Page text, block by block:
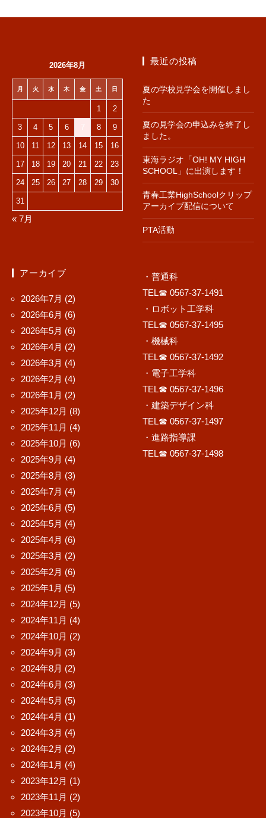
2026年8月
月 火 水 木 金 土 日
1 2
3 4 5 6 8 9
10 11 12 13 14 15 16
17 18 19 20 21 22 23
24 25 26 27 28 29 30
31
« 7月
最近の投稿
夏の学校見学会を開催しまし
た
夏の見学会の申込みを終了し
ました。
東海ラジオ「OH! MY HIGH
SCHOOL」に出演します！
青春工業HighSchoolクリップ
アーカイブ配信について
PTA活動
アーカイブ
2026年7月 (2)
2026年6月 (6)
2026年5月 (6)
2026年4月 (2)
2026年3月 (4)
2026年2月 (4)
2026年1月 (2)
2025年12月 (8)
2025年11月 (4)
2025年10月 (6)
2025年9月 (4)
2025年8月 (3)
2025年7月 (4)
2025年6月 (5)
2025年5月 (4)
2025年4月 (6)
2025年3月 (2)
2025年2月 (6)
2025年1月 (5)
2024年12月 (5)
2024年11月 (4)
2024年10月 (2)
2024年9月 (3)
2024年8月 (2)
2024年6月 (3)
2024年5月 (5)
2024年4月 (1)
2024年3月 (4)
2024年2月 (2)
2024年1月 (4)
2023年12月 (1)
2023年11月 (2)
2023年10月 (5)
・普通科
TEL☎ 0567-37-1491
・ロボット工学科
TEL☎ 0567-37-1495
・機械科
TEL☎ 0567-37-1492
・電子工学科
TEL☎ 0567-37-1496
・建築デザイン科
TEL☎ 0567-37-1497
・進路指導課
TEL☎ 0567-37-1498